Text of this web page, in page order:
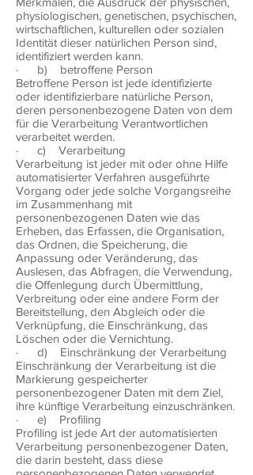
physiologischen, genetischen, psychischen,
wirtschaftlichen, kulturellen oder sozialen
Identität dieser natürlichen Person sind,
identifiziert werden kann.
· b) betroffene Person
Betroffene Person ist jede identifizierte
oder identifizierbare natürliche Person,
deren personenbezogene Daten von dem
für die Verarbeitung Verantwortlichen
verarbeitet werden.
· c) Verarbeitung
Verarbeitung ist jeder mit oder ohne Hilfe
automatisierter Verfahren ausgeführte
Vorgang oder jede solche Vorgangsreihe
im Zusammenhang mit
personenbezogenen Daten wie das
Erheben, das Erfassen, die Organisation,
das Ordnen, die Speicherung, die
Anpassung oder Veränderung, das
Auslesen, das Abfragen, die Verwendung,
die Offenlegung durch Übermittlung,
Verbreitung oder eine andere Form der
Bereitstellung, den Abgleich oder die
Verknüpfung, die Einschränkung, das
Löschen oder die Vernichtung.
· d) Einschränkung der Verarbeitung
Einschränkung der Verarbeitung ist die
Markierung gespeicherter
personenbezogener Daten mit dem Ziel,
ihre künftige Verarbeitung einzuschränken.
· e) Profiling
Profiling ist jede Art der automatisierten
Verarbeitung personenbezogener Daten,
die darin besteht, dass diese